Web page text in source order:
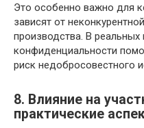
Это особенно важно для
зависят от
производства. В
конфиденциальности
риск недобросовестного
8. Влияние на
практические